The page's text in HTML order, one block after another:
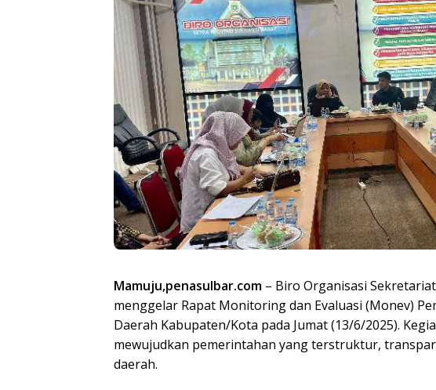
Mamuju,penasulbar.com – Biro Organisasi
menggelar Rapat Monitoring dan Evaluasi (Monev)
Daerah Kabupaten/Kota pada Jumat (13/6/2025).
mewujudkan pemerintahan yang terstruktur,
daerah.